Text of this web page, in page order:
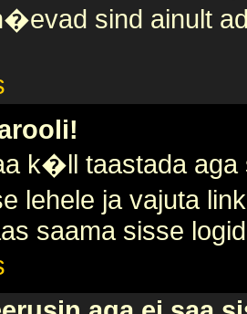
sind ainult
k�ll taastada aga
lehele ja vajuta
saama sisse